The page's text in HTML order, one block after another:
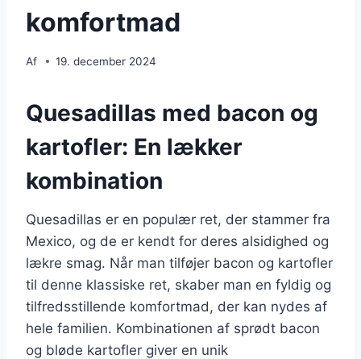
komfortmad
Af 19. december 2024
Quesadillas med bacon og
kartofler: En lækker
kombination
Quesadillas er en populær ret, der stammer fra
Mexico, og de er kendt for deres alsidighed og
lækre smag. Når man tilføjer bacon og kartofler
til denne klassiske ret, skaber man en fyldig og
tilfredsstillende komfortmad, der kan nydes af
hele familien. Kombinationen af sprødt bacon
og bløde kartofler giver en unik